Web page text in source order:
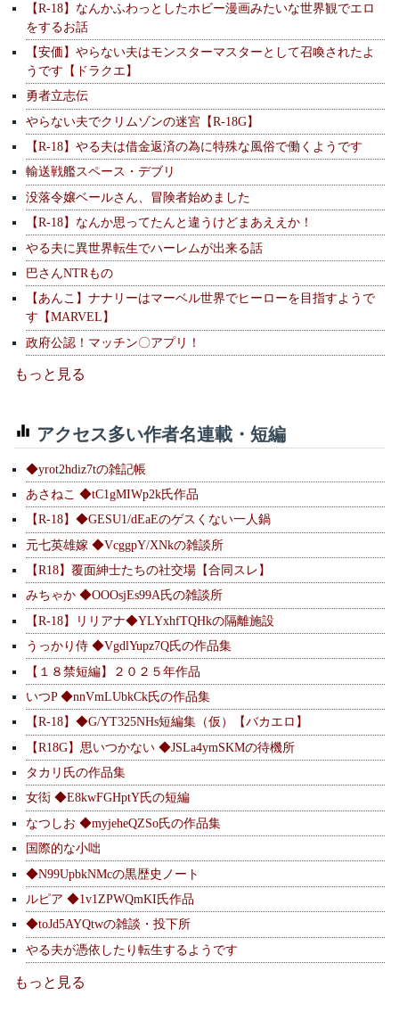
【R-18】なんかふわっとしたホビー漫画みたいな世界観でエロ
をするお話
【安価】やらない夫はモンスターマスターとして召喚されたよ
うです【ドラクエ】
勇者立志伝
やらない夫でクリムゾンの迷宮【R-18G】
【R-18】やる夫は借金返済の為に特殊な風俗で働くようです
輸送戦艦スペース・デブリ
没落令嬢ベールさん、冒険者始めました
【R-18】なんか思ってたんと違うけどまあええか！
やる夫に異世界転生でハーレムが出来る話
巴さんNTRもの
【あんこ】ナナリーはマーベル世界でヒーローを目指すようで
す【MARVEL】
政府公認！マッチン〇アプリ！
もっと見る
アクセス多い作者名連載・短編
◆yrot2hdiz7tの雑記帳
あさねこ ◆tC1gMIWp2k氏作品
【R-18】◆GESU1/dEaEのゲスくない一人鍋
元七英雄嫁 ◆VcggpY/XNkの雑談所
【R18】覆面紳士たちの社交場【合同スレ】
みちゃか ◆OOOsjEs99A氏の雑談所
【R-18】リリアナ◆YLYxhfTQHkの隔離施設
うっかり侍 ◆VgdlYupz7Q氏の作品集
【１８禁短編】２０２５年作品
いつP ◆nnVmLUbkCk氏の作品集
【R-18】◆G/YT325NHs短編集（仮）【バカエロ】
【R18G】思いつかない ◆JSLa4ymSKMの待機所
タカリ氏の作品集
女衒 ◆E8kwFGHptY氏の短編
なつしお ◆myjeheQZSo氏の作品集
国際的な小咄
◆N99UpbkNMcの黒歴史ノート
ルピア ◆1v1ZPWQmKI氏作品
◆toJd5AYQtwの雑談・投下所
やる夫が憑依したり転生するようです
もっと見る